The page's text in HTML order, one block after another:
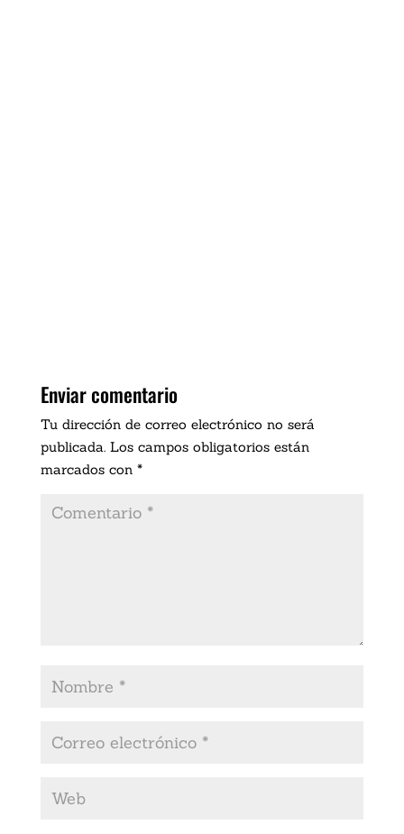
Enviar comentario
Tu dirección de correo electrónico no será
publicada. Los campos obligatorios están
marcados con *